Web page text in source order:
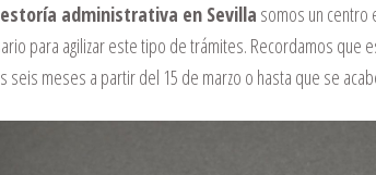
administrativa en Sevilla somos un centro
para agilizar este tipo de trámites. Recordamos que
seis meses a partir del 15 de marzo o hasta que se